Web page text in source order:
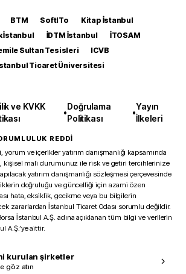
BTM SoftITo
Kitap İstanbul
İstanbul
İDTM İstanbul
İTOSAM
Sultan Tesisleri
ICVB
Ticaret Üniversitesi
ve KVKK
•
Doğrulama
Politikası
•
Yayın
İlkeleri
REDDİ
ve içerikler yatırım danışmanlığı kapsamında
kişisel mali durumunuz ile risk ve getiri tercihlerinize
yatırım danışmanlığı sözleşmesi çerçevesinde
doğruluğu ve güncelliği için azami özen
hata, eksiklik, gecikme veya bu bilgilerin
zararlardan İstanbul Ticaret Odası sorumlu değildir.
İstanbul A.Ş. adına açıklanan tüm bilgi ve verilerin
A.Ş.’ye aittir.
kurulan şirketler
göz atın